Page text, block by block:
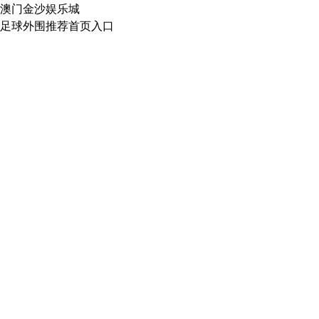
澳门金沙娱乐城
足球外围推荐首页入口